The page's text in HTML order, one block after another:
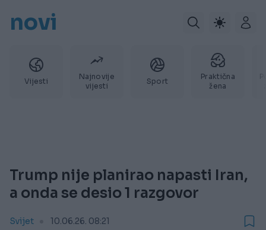
novi
Vijesti
Najnovije
vijesti
Sport
Praktična
žena
Trump nije planirao napasti Iran,
a onda se desio 1 razgovor
Svijet 10.06.26. 08:21